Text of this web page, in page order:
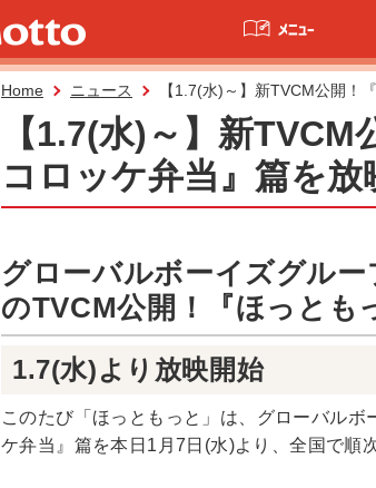
メニュー
Home ニュース 【1.7(水)～】新TVCM公開！
【1.7(水)～】新
コロッケ弁当』篇を放
グローバルボーイズグル
のTVCM公開！『ほっとも
1.7(水)より放映開始
このたび「ほっともっと」は、グローバル
ケ弁当』篇を本日1月7日(水)より、全国で順